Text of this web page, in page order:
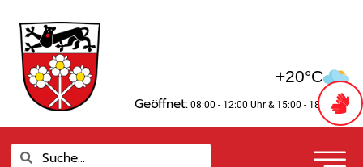
Inhalt
springen
+20°C
Geöffnet: 08:00 - 12:00 Uhr & 15:00 - 18:00 Uhr
SucheSuche